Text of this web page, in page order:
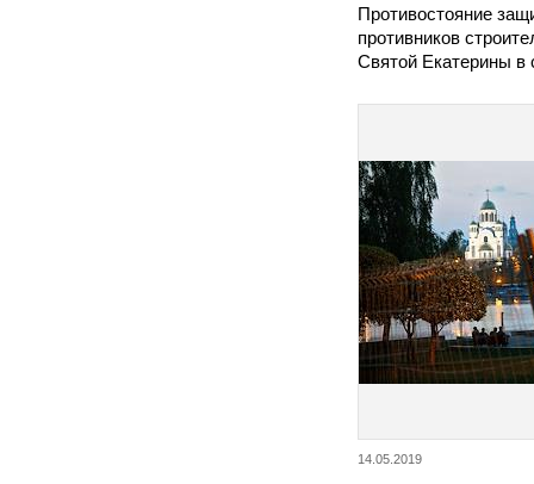
Противостояние
противников
Святой Екатерины
14.05.2019